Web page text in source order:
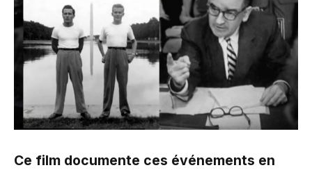
Ce film documente ces événements en